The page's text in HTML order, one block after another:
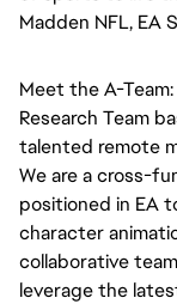
Madden NFL, EA
Meet the A-
Research Team
talented remote
We are a cross-
positioned in EA
character
collaborative
leverage the